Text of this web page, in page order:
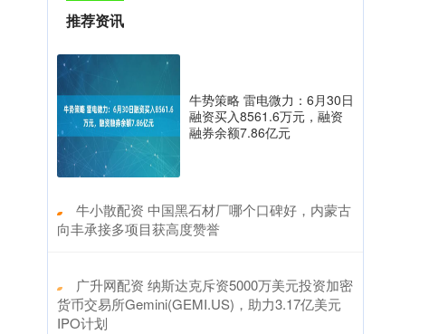
推荐资讯
牛势策略 雷电微力：6月30日
融资买入8561.6万元，融资
融券余额7.86亿元
​牛小散配资 中国黑石材厂哪个口碑好，内蒙古
向丰承接多项目获高度赞誉
​广升网配资 纳斯达克斥资5000万美元投资加密
货币交易所Gemini(GEMI.US)，助力3.17亿美元
IPO计划